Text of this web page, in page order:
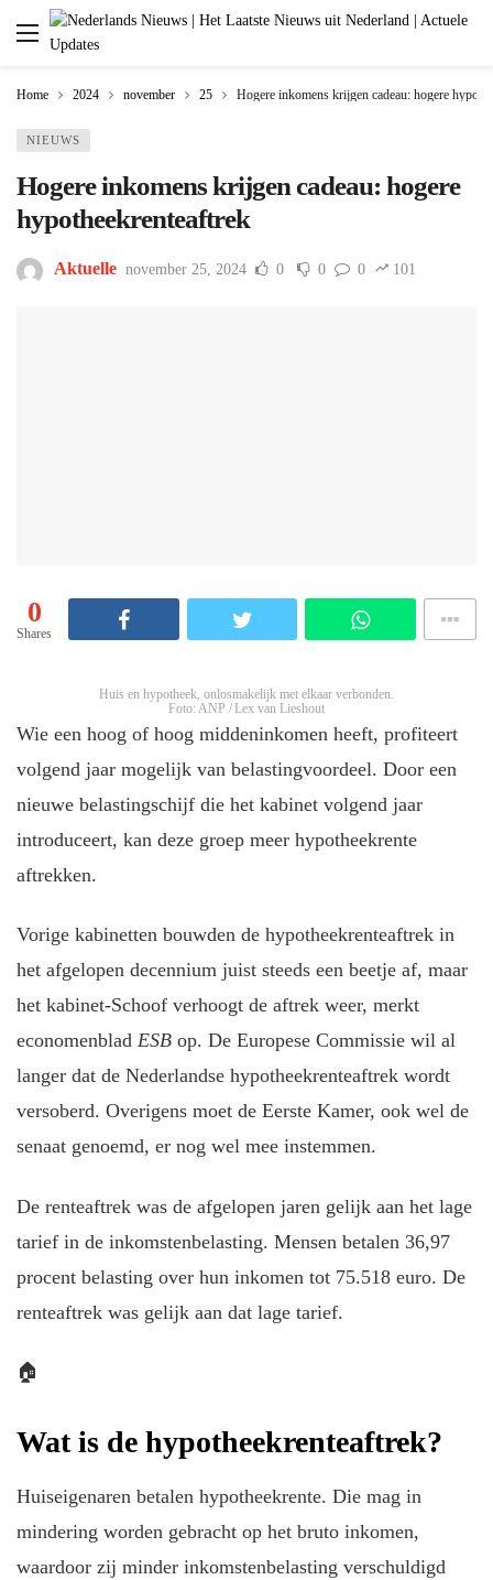
Home 2024 november 25 Hogere inkomens krijgen cadeau: hogere
NIEUWS
Hogere inkomens krijgen cadeau: hogere
hypotheekrenteaftrek
Aktuelle november 25, 2024 0 0 0 101
0
Shares
Huis en hypotheek, onlosmakelijk met elkaar verbonden.
Foto: ANP / Lex van Lieshout
Wie een hoog of hoog middeninkomen heeft, profiteert
volgend jaar mogelijk van belastingvoordeel. Door een
nieuwe belastingschijf die het kabinet volgend jaar
introduceert, kan deze groep meer hypotheekrente
aftrekken.
Vorige kabinetten bouwden de hypotheekrenteaftrek in
het afgelopen decennium juist steeds een beetje af, maar
het kabinet-Schoof verhoogt de aftrek weer, merkt
economenblad ESBop. De Europese Commissie wil al
langer dat de Nederlandse hypotheekrenteaftrek wordt
versoberd. Overigens moet de Eerste Kamer, ook wel de
senaat genoemd, er nog wel mee instemmen.
De renteaftrek was de afgelopen jaren gelijk aan het lage
tarief in de inkomstenbelasting. Mensen betalen 36,97
procent belasting over hun inkomen tot 75.518 euro. De
renteaftrek was gelijk aan dat lage tarief.
🏠
Wat is de hypotheekrenteaftrek?
Huiseigenaren betalen hypotheekrente. Die mag in
mindering worden gebracht op het bruto inkomen,
waardoor zij minder inkomstenbelasting verschuldigd